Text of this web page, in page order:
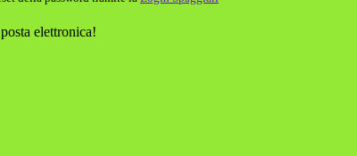
elettronica!